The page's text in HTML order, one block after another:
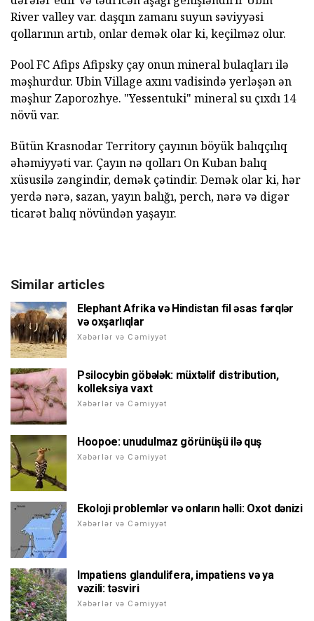
River valley var. daşqın zamanı suyun səviyyəsi
qollarının artıb, onlar demək olar ki, keçilməz olur.
Pool FC Afips Afipsky çay onun mineral bulaqları ilə
məşhurdur. Ubin Village axını vadisində yerləşən ən
məşhur Zaporozhye. "Yessentuki" mineral su çıxdı 14
növü var.
Bütün Krasnodar Territory çayının böyük balıqçılıq
əhəmiyyəti var. Çayın nə qolları On Kuban balıq
xüsusilə zəngindir, demək çətindir. Demək olar ki, hər
yerdə nərə, sazan, yayın balığı, perch, nərə və digər
ticarət balıq növündən yaşayır.
Similar articles
Elephant Afrika və Hindistan fil əsas fərqlər
və oxşarlıqlar
Xəbərlər və Cəmiyyət
Psilocybin göbələk: müxtəlif distribution,
kolleksiya vaxt
Xəbərlər və Cəmiyyət
Hoopoe: unudulmaz görünüşü ilə quş
Xəbərlər və Cəmiyyət
Ekoloji problemlər və onların həlli: Oxot dənizi
Xəbərlər və Cəmiyyət
Impatiens glandulifera, impatiens və ya
vəzili: təsviri
Xəbərlər və Cəmiyyət